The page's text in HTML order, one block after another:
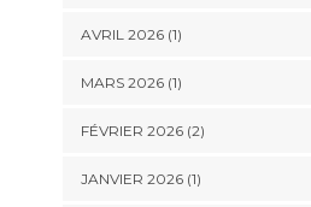
AVRIL 2026(1)
MARS 2026(1)
FÉVRIER 2026(2)
JANVIER 2026(1)